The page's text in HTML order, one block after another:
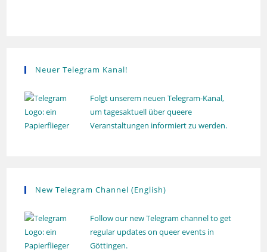
Neuer Telegram Kanal!
Folgt unserem neuen Telegram-Kanal,
um tagesaktuell über queere
Veranstaltungen informiert zu werden.
New Telegram Channel (English)
Follow our new Telegram channel to get
regular updates on queer events in
Göttingen.